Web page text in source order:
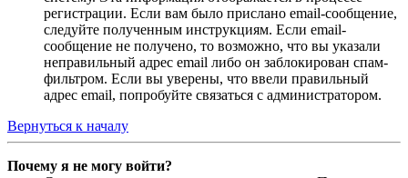
регистрации. Если вам было прислано email-сообщение,
следуйте полученным инструкциям. Если email-
сообщение не получено, то возможно, что вы указали
неправильный адрес email либо он заблокирован спам-
фильтром. Если вы уверены, что ввели правильный
адрес email, попробуйте связаться с администратором.
Вернуться к началу
Почему я не могу войти?